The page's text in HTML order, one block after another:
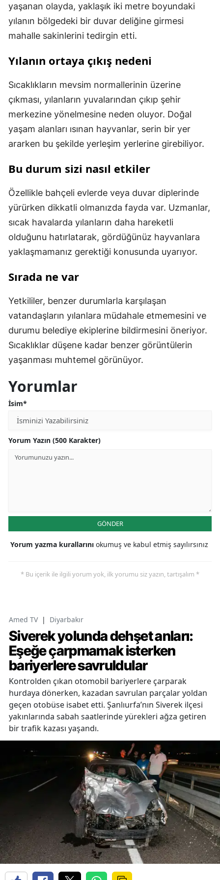
yaşanan olayda, yaklaşık iki metre boyundaki
yılanın bölgedeki bir duvar deliğine girmesi
mahalle sakinlerini tedirgin etti.
Yılanın ortaya çıkış nedeni
Sıcaklıkların mevsim normallerinin üzerine
çıkması, yılanların yuvalarından çıkıp şehir
merkezine yönelmesine neden oluyor. Doğal
yaşam alanları ısınan hayvanlar, serin bir yer
ararken bu şekilde yerleşim yerlerine girebiliyor.
Bu durum sizi nasıl etkiler
Özellikle bahçeli evlerde veya duvar diplerinde
yürürken dikkatli olmanızda fayda var. Uzmanlar,
sıcak havalarda yılanların daha hareketli
olduğunu hatırlatarak, gördüğünüz hayvanlara
yaklaşmamanız gerektiği konusunda uyarıyor.
Sırada ne var
Yetkililer, benzer durumlarla karşılaşan
vatandaşların yılanlara müdahale etmemesini ve
durumu belediye ekiplerine bildirmesini öneriyor.
Sıcaklıklar düşene kadar benzer görüntülerin
yaşanması muhtemel görünüyor.
Yorumlar
İsim*
Yorum Yazın (500 Karakter)
GÖNDER
Yorum yazma kurallarını okumuş ve kabul etmiş sayılırsınız
* Bu içerik ile ilgili yorum yok, ilk yorumu siz yazın, tartışalım *
Amed TV | Diyarbakır
Siverek yolunda dehşet anları:
Eşeğe çarpmamak isterken
bariyerlere savruldular
Kontrolden çıkan otomobil bariyerlere çarparak
hurdaya dönerken, kazadan savrulan parçalar yoldan
geçen otobüse isabet etti. Şanlıurfa’nın Siverek ilçesi
yakınlarında sabah saatlerinde yürekleri ağza getiren
bir trafik kazası yaşandı.